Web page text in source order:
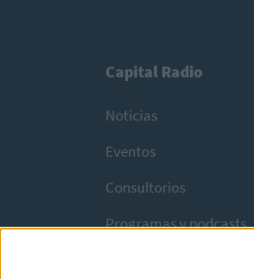
Capital Radio
Noticias
Eventos
Consultorios
Programas y podcasts